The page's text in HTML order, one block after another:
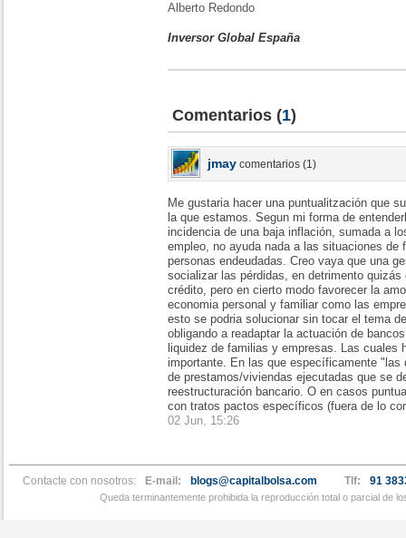
Alberto Redondo
Inversor Global España
Comentarios (1)
jmay comentarios (1)
Me gustaria hacer una puntualitzación que
la que estamos. Segun mi forma de
incidencia de una baja inflación, sumada a
empleo, no ayuda nada a las situaciones
personas endeudadas. Creo vaya que una
socializar las pérdidas, en detrimento
crédito, pero en cierto modo favorecer la
economia personal y familiar como las
esto se podria solucionar sin tocar el tema
obligando a readaptar la actuación de
liquidez de familias y empresas. Las cuales
importante. En las que específicamente
de prestamos/viviendas ejecutadas que se
reestructuración bancario. O en casos
con tratos pactos específicos (fuera de lo
02 Jun, 15:26
Contacte con nosotros: E-mail: blogs@capitalbolsa.com Tlf: 91
Queda terminantemente prohibida la reproducción total o parcial de